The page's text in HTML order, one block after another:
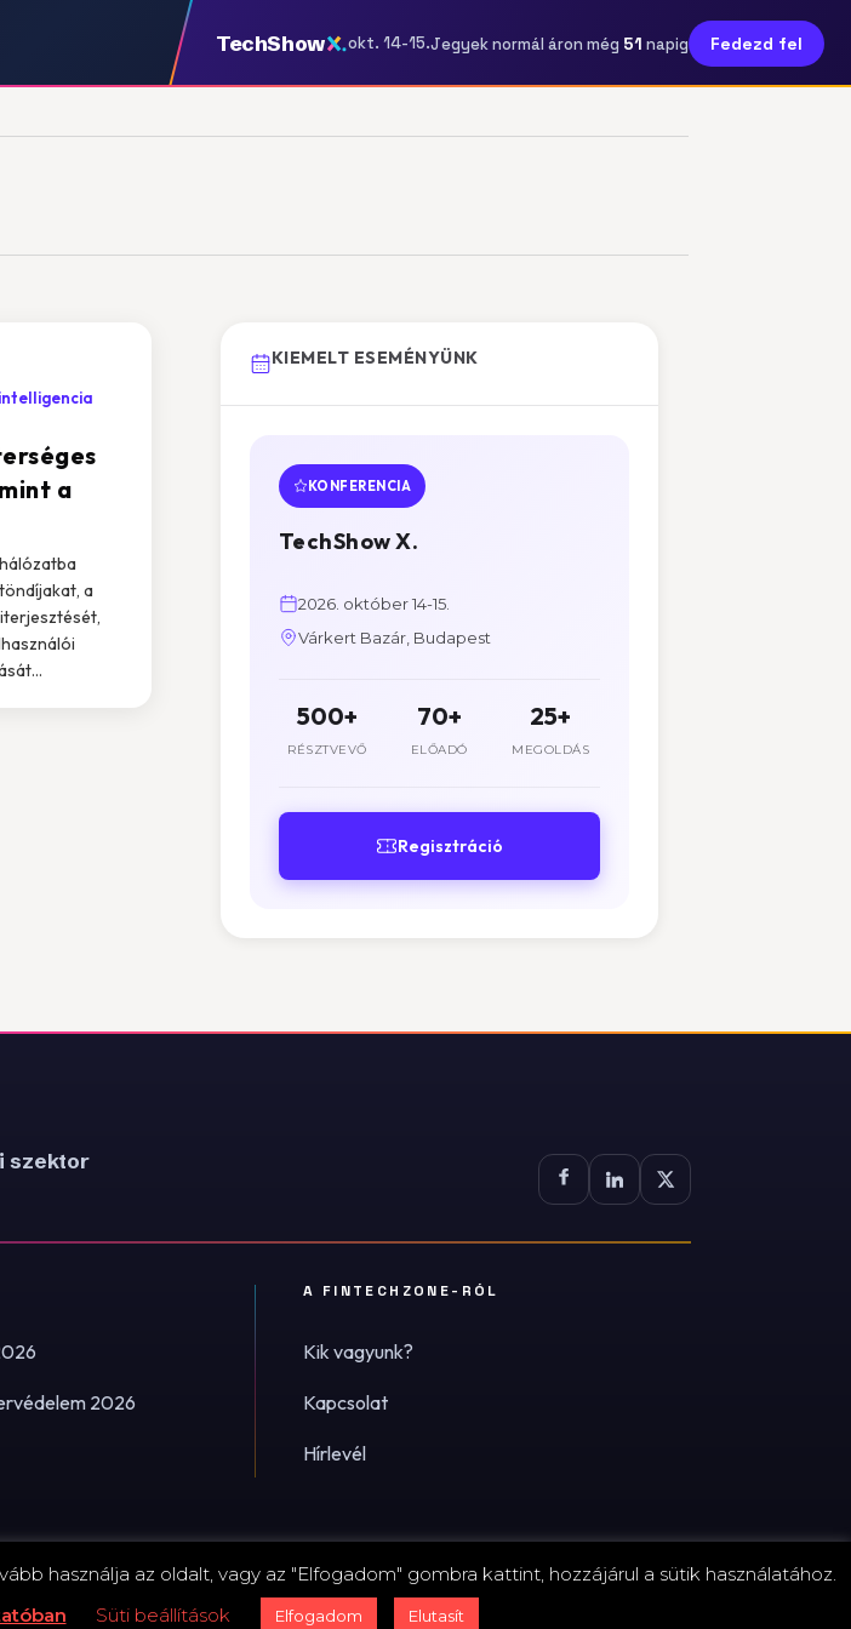
TechShow okt. 14-15.Jegyek normál áron még 51 napig Fedezd fel
a
a
KIEMELT ESEMÉNYÜNK
KONFERENCIA
TechShow X.
2026. október 14-15.
Várkert Bazár, Budapest
500+
RÉSZTVEVŐ
70+
ELŐADÓ
25+
MEGOLDÁS
Regisztráció
szektor
2026
A FINTECHZONE-RÓL
Kik vagyunk?
Kapcsolat
Hírlevél
Impresszum · Adatvédelmi tájékoztató (PDF) Süti-beállítások
használja az oldalt, vagy az "Elfogadom" gombra kattint, hozzájárul a sütik használatához.
Süti beállítások Elfogadom Elutasít